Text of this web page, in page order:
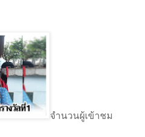
จำนวนผู้เข้าชม